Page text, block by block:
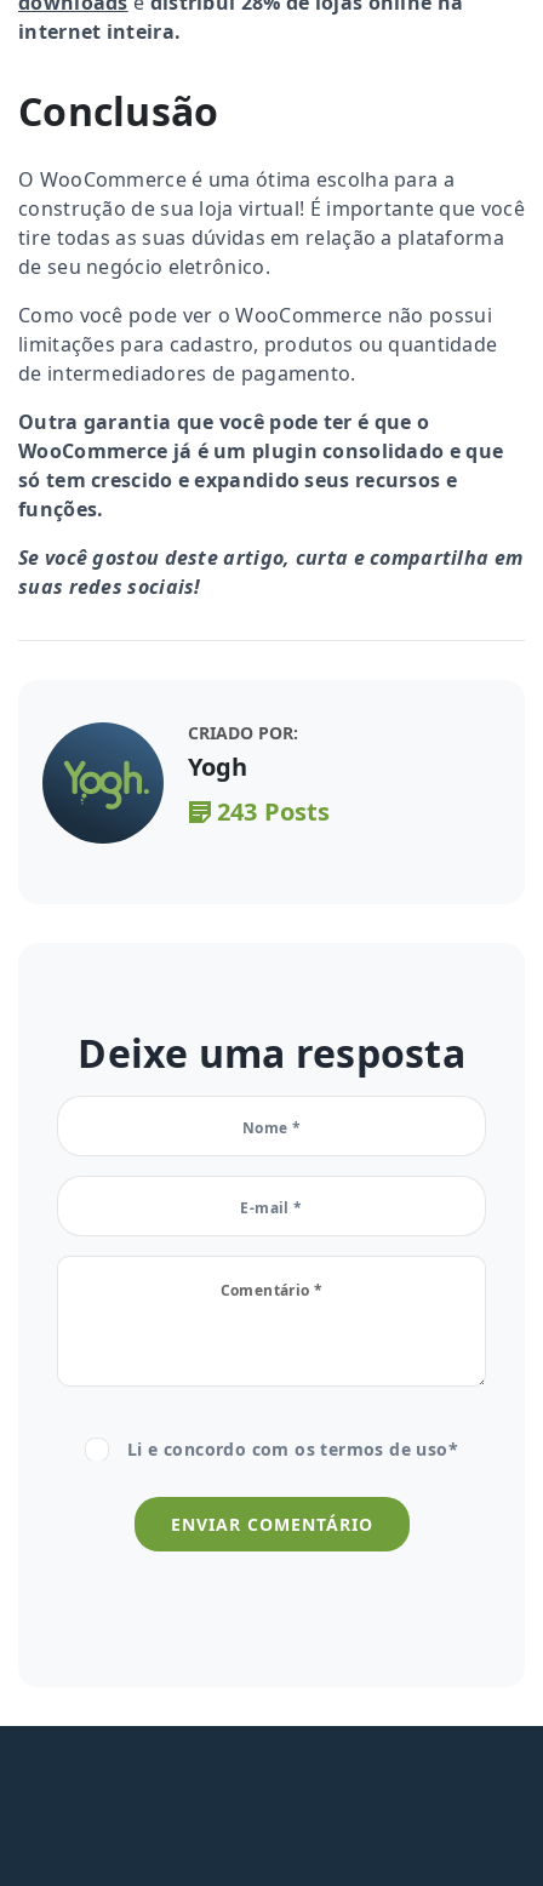
internet inteira.
Conclusão
O WooCommerce é uma ótima escolha para a
construção de sua loja virtual! É importante que você
tire todas as suas dúvidas em relação a plataforma
de seu negócio eletrônico.
Como você pode ver o WooCommerce não possui
limitações para cadastro, produtos ou quantidade
de intermediadores de pagamento.
Outra garantia que você pode ter é que o
WooCommerce já é um plugin consolidado e que
só tem crescido e expandido seus recursos e
funções.
Se você gostou deste artigo, curta e compartilha em
suas redes sociais!
CRIADO POR:
Yogh
243 Posts
Deixe uma resposta
Li e concordo com ostermos de uso*